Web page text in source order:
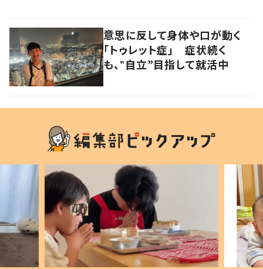
意思に反して身体や口が動く
「トゥレット症」 症状続く
も、‟自立”目指して就活中